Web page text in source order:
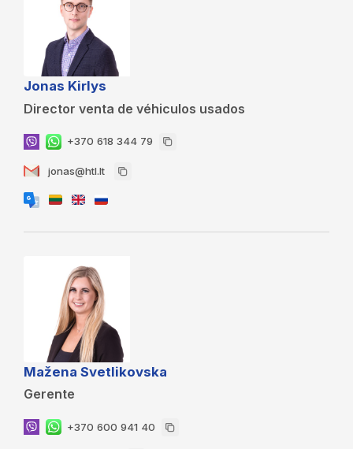
Jonas Kirlys
Director venta de véhiculos usados
+370 618 344 79
jonas@htl.lt
Mažena Svetlikovska
Gerente
+370 600 941 40